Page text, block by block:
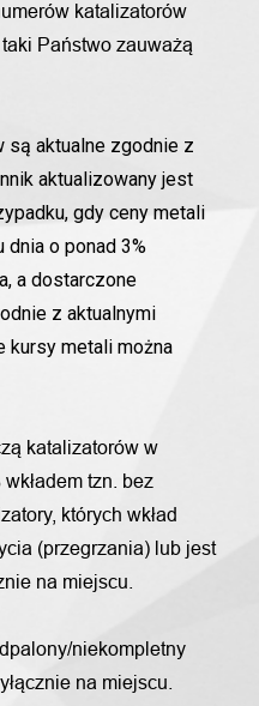
katalizatorów
Państwo zauważą
są aktualne zgodnie z
aktualizowany jest
gdy ceny metali
o ponad 3%
a dostarczone
z aktualnymi
kursy metali można
katalizatorów w
tzn. bez
których wkład
(przegrzania) lub jest
na miejscu.
niekompletny
na miejscu.